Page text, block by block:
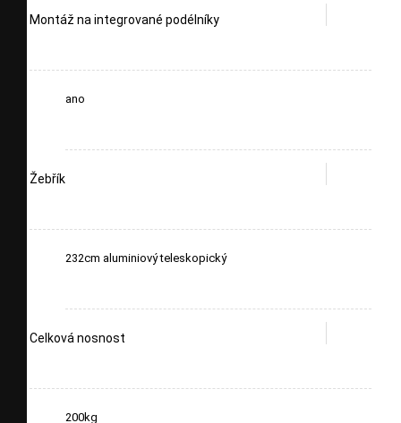
Montáž na integrované podélníky
ano
Žebřík
232cm aluminiový teleskopický
Celková nosnost
200kg